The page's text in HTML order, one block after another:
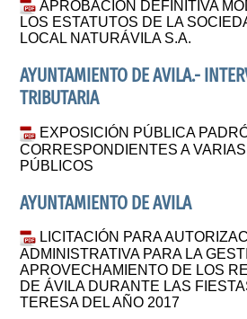
APROBACIÓN DEFINITIVA
LOS ESTATUTOS DE LA
LOCAL NATURÁVILA S.A.
AYUNTAMIENTO DE AVILA.-
TRIBUTARIA
EXPOSICIÓN PÚBLICA
CORRESPONDIENTES A
PÚBLICOS
AYUNTAMIENTO DE AVILA
LICITACIÓN PARA
ADMINISTRATIVA PARA LA
APROVECHAMIENTO DE LOS
DE ÁVILA DURANTE LAS
TERESA DEL AÑO 2017